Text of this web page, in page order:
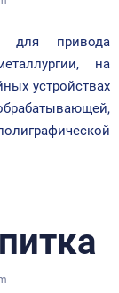
для привода
на
устройствах